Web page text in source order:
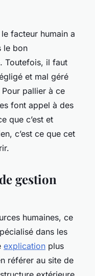
à un
RH ?
facteur humain a
le bon
Toutefois, il faut
et mal géré
pallier à ce
font appel à des
que c’est et
c’est ce que cet
gestion
humaines, ce
dans les
explication plus
référer au site de